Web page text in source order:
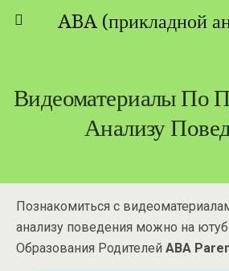
Видеоматериалы По
Анализу
Познакомиться с
анализу поведения можно на
Образования Родителей ABA